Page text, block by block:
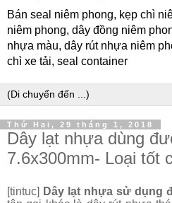
Bán seal niêm phong, kẹp chì
niêm phong, dây đồng niêm
nhựa màu, dây rút nhựa niêm
chì xe tải, seal container
Thứ Hai, 29 tháng 1, 2018
Dây lạt nhựa dùng
7.6x300mm- Loại tốt
[tintuc] Dây lạt nhựa sử dụng